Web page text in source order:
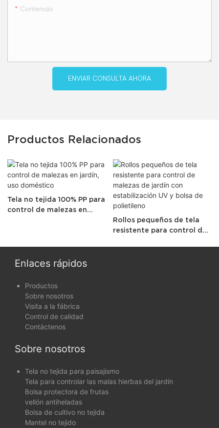
Contenido
ENVIAR CONSULTA AHORA
Productos Relacionados
Tela no tejida 100% PP para
control de malezas en
Rollos pequeños de tela
resistente para control de
Enlaces rápidos
Productos
Sobre nosotros
Visita a la fábrica
Control de calidad
Contáctenos
Sobre nosotros
Tela no tejida para paisajismo
Tela para controlar las malas hierbas del jardín
Bolsa protectora de frutas
vellón antiheladas
Bolsa de cultivo no tejida
Mantel no tejido